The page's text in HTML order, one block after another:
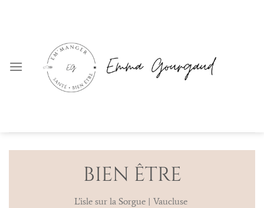
BIEN ÊTRE
L’isle sur la Sorgue | Vaucluse